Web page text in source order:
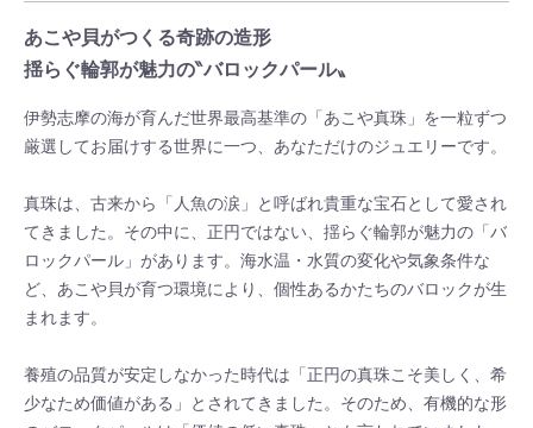
あこや貝がつくる奇跡の造形
揺らぐ輪郭が魅力の‶バロックパール〟
伊勢志摩の海が育んだ世界最高基準の「あこや真珠」を一粒ずつ
厳選してお届けする世界に一つ、あなただけのジュエリーです。
真珠は、古来から「人魚の涙」と呼ばれ貴重な宝石として愛され
てきました。その中に、正円ではない、揺らぐ輪郭が魅力の「バ
ロックパール」があります。海水温・水質の変化や気象条件な
ど、あこや貝が育つ環境により、個性あるかたちのバロックが生
まれます。
養殖の品質が安定しなかった時代は「正円の真珠こそ美しく、希
少なため価値がある」とされてきました。そのため、有機的な形